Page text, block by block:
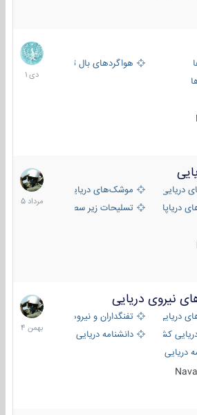
هواگردهای بال ثابت
12
دی
1401
موشک‌های دریایی
دریاپایه
تسلیحات زیر سطحی
2
مرداد
1405
دریایی
دریایی
تفنگداران و نیروهای ویژه‌ی دریایی
کشورهای مختلفدانشنامه دریایی
کپی
22
بهمن
1404